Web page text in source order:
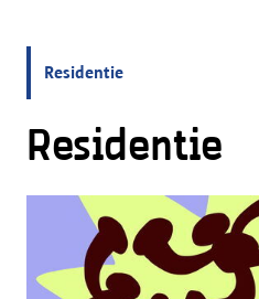
Residentie
Residentie